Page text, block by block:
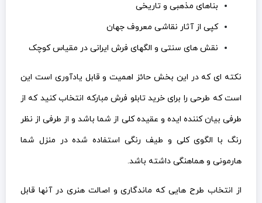
بناهای مذهبی و تاریخی
کپی از آثار نقاشی معروف جهان
نقش های سنتی و الگهای فرش ایرانی در مقیاس کوچک
نکته ای که در این بخش حائز اهمیت و قابل یادآوری است این
است که طرحی را برای خرید تابلو فرش مبارکه انتخاب کنید که از
طرفی بیان کننده ایده و عقیده کلی از شما باشد و از طرفی از نظر
رنگ با الگوی کلی و طیف رنگی استفاده شده در منزل شما
هارمونی و هماهنگی داشته باشد.
از انتخاب طرح هایی که ماندگاری و اصالت هنری در آنها قابل